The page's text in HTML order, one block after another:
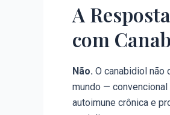
A
com
Não. O canabidiol não
mundo —
autoimune crônica e